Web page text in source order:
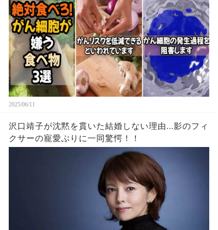
2025/06/11
沢口靖子が沈黙を貫いた結婚しない理由...影のフィ
クサーの寵愛ぶりに一同驚愕！！